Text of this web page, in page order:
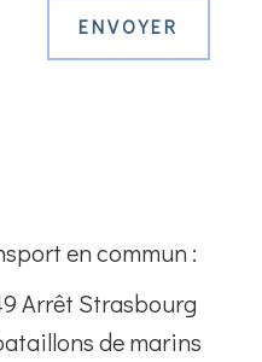
ENVOYER
en commun :
Arrêt Strasbourg
de marins